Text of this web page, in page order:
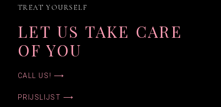
TREAT YOURSELF
LET US TAKE CARE
OF YOU
CALL US! ⟶
PRIJSLIJST ⟶